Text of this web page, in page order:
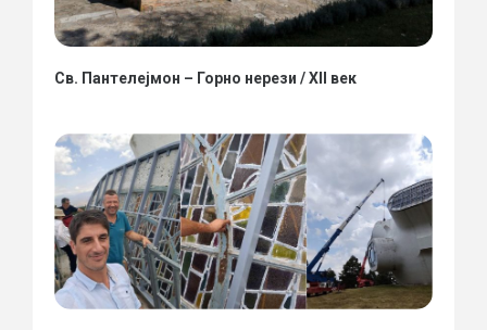
Св. Пантелејмон – Горно нерези / XII век